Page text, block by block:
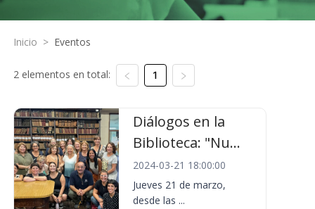
Inicio > Eventos
2 elementos en total: 1
Diálogos en la
Biblioteca: "Nu...
2024-03-21 18:00:00
Jueves 21 de marzo,
desde las ...